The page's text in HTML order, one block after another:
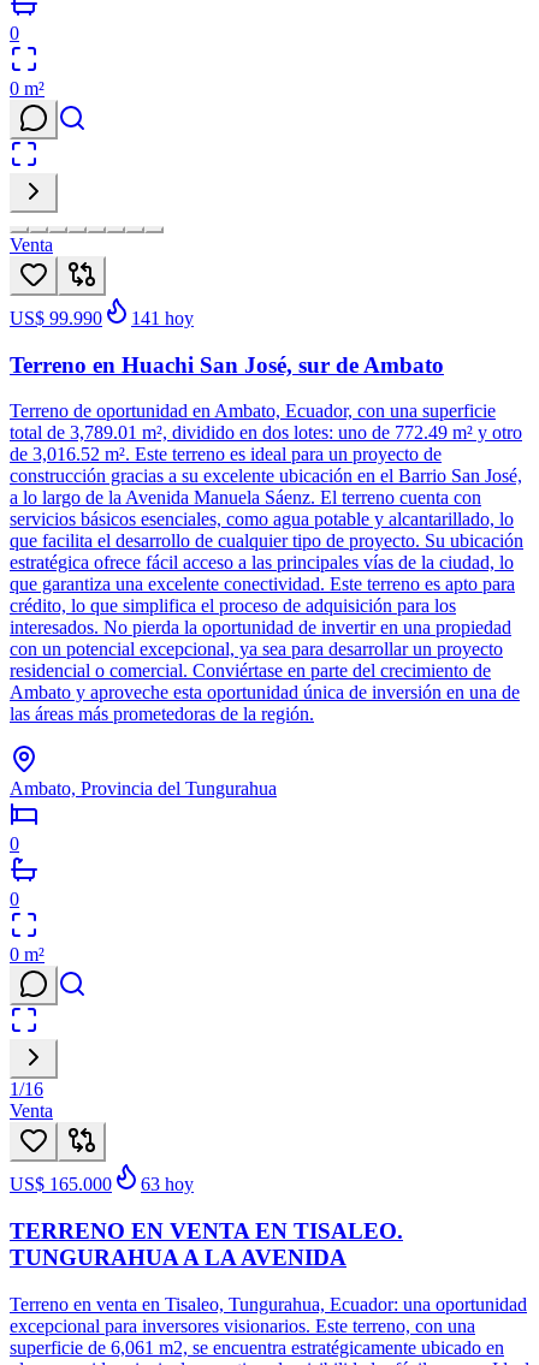
0
0 m²
Venta
US$ 99.990 141 hoy
Terreno en Huachi San José, sur de Ambato
Terreno de oportunidad en Ambato, Ecuador, con una superficie
total de 3,789.01 m², dividido en dos lotes: uno de 772.49 m² y otro
de 3,016.52 m². Este terreno es ideal para un proyecto de
construcción gracias a su excelente ubicación en el Barrio San José,
a lo largo de la Avenida Manuela Sáenz. El terreno cuenta con
servicios básicos esenciales, como agua potable y alcantarillado, lo
que facilita el desarrollo de cualquier tipo de proyecto. Su ubicación
estratégica ofrece fácil acceso a las principales vías de la ciudad, lo
que garantiza una excelente conectividad. Este terreno es apto para
crédito, lo que simplifica el proceso de adquisición para los
interesados. No pierda la oportunidad de invertir en una propiedad
con un potencial excepcional, ya sea para desarrollar un proyecto
residencial o comercial. Conviértase en parte del crecimiento de
Ambato y aproveche esta oportunidad única de inversión en una de
las áreas más prometedoras de la región.
Ambato, Provincia del Tungurahua
0
0
0 m²
1/16
Venta
US$ 165.000 63 hoy
TERRENO EN VENTA EN TISALEO.
TUNGURAHUA A LA AVENIDA
Terreno en venta en Tisaleo, Tungurahua, Ecuador: una oportunidad
excepcional para inversores visionarios. Este terreno, con una
superficie de 6,061 m2, se encuentra estratégicamente ubicado en